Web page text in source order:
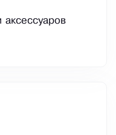
аксессуаров